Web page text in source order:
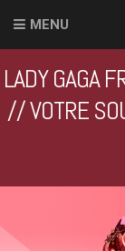
MENU
LADY GAGA
// VOTRE